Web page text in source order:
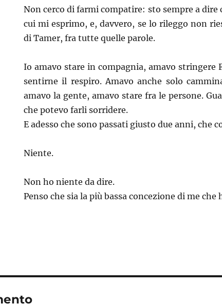
Non cerco di farmi compatire: sto sempre a dire
cui mi esprimo, e, davvero, se lo rileggo non
di Tamer, fra tutte quelle parole.
Io amavo stare in compagnia, amavo stringere
sentirne il respiro. Amavo anche solo
amavo la gente, amavo stare fra le persone.
che potevo farli sorridere.
E adesso che sono passati giusto due anni, che
Niente.
Non ho niente da dire.
Penso che sia la più bassa concezione di me che